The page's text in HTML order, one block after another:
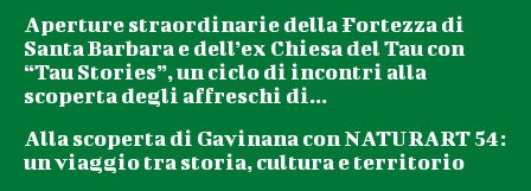
Aperture straordinarie della Fortezza di
Santa Barbara e dell’ex Chiesa del Tau con
“Tau Stories”, un ciclo di incontri alla
scoperta degli affreschi di...
Alla scoperta di Gavinana con NATURART 54:
un viaggio tra storia, cultura e territorio